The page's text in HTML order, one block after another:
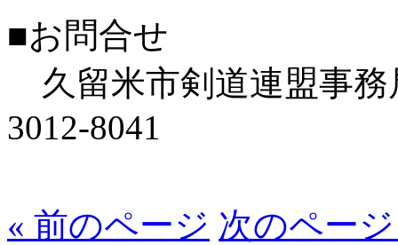
■お問合せ
久留米市剣道連盟事
3012-8041
« 前のページ 次のペー